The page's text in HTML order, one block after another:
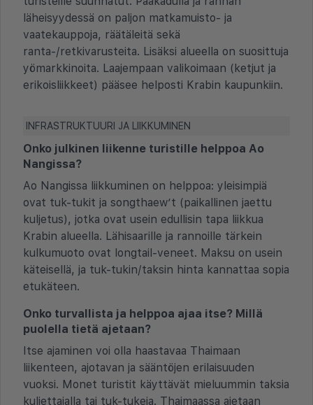
läheisyydessä on paljon matkamuisto- ja
vaatekauppoja, räätäleitä sekä
ranta-/retkivarusteita. Lisäksi alueella on suosittuja
yömarkkinoita. Laajempaan valikoimaan (ketjut ja
erikoisliikkeet) pääsee helposti Krabin kaupunkiin.
INFRASTRUKTUURI JA LIIKKUMINEN
Onko julkinen liikenne turistille helppoa Ao
Nangissa?
Ao Nangissa liikkuminen on helppoa: yleisimpiä
ovat tuk-tukit ja songthaew’t (paikallinen jaettu
kuljetus), jotka ovat usein edullisin tapa liikkua
Krabin alueella. Lähisaarille ja rannoille tärkein
kulkumuoto ovat longtail-veneet. Maksu on usein
käteisellä, ja tuk-tukin/taksin hinta kannattaa sopia
etukäteen.
Onko turvallista ja helppoa ajaa itse? Millä
puolella tietä ajetaan?
Itse ajaminen voi olla haastavaa Thaimaan
liikenteen, ajotavan ja sääntöjen erilaisuuden
vuoksi. Monet turistit käyttävät mieluummin taksia
kuljettajalla tai tuk-tukeja. Thaimaassa ajetaan